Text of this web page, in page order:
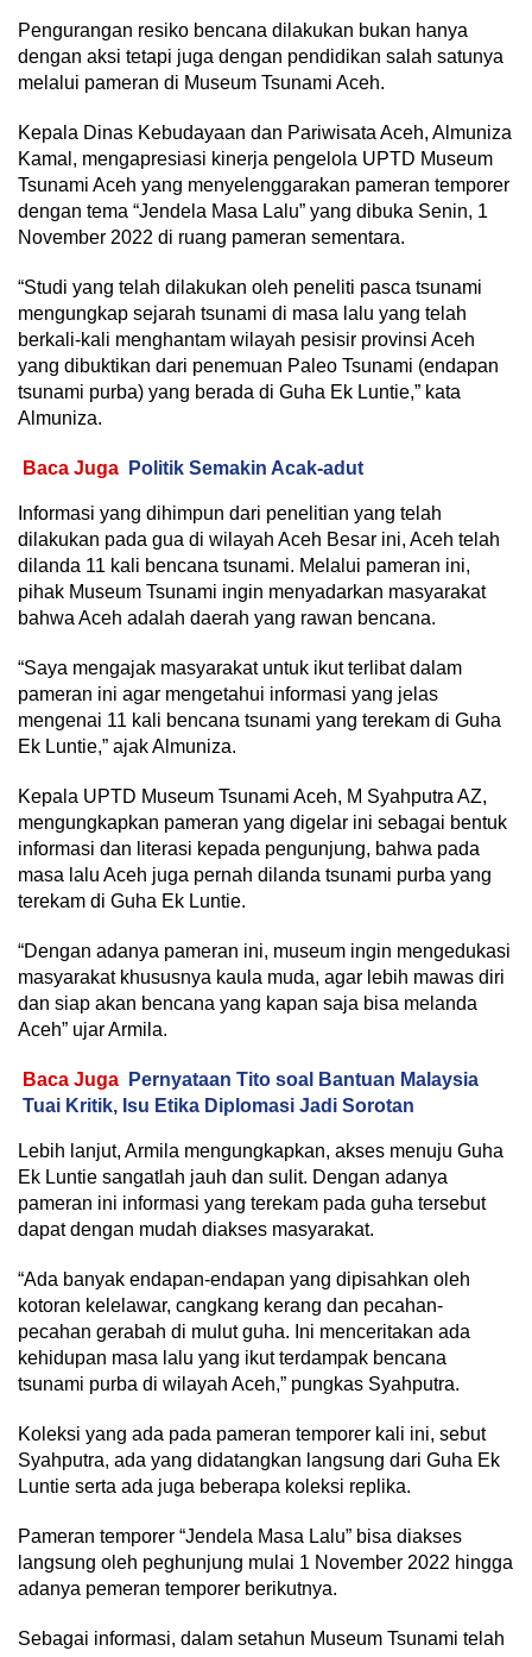
Pengurangan resiko bencana dilakukan bukan hanya
dengan aksi tetapi juga dengan pendidikan salah satunya
melalui pameran di Museum Tsunami Aceh.
Kepala Dinas Kebudayaan dan Pariwisata Aceh, Almuniza
Kamal, mengapresiasi kinerja pengelola UPTD Museum
Tsunami Aceh yang menyelenggarakan pameran temporer
dengan tema “Jendela Masa Lalu” yang dibuka Senin, 1
November 2022 di ruang pameran sementara.
“Studi yang telah dilakukan oleh peneliti pasca tsunami
mengungkap sejarah tsunami di masa lalu yang telah
berkali-kali menghantam wilayah pesisir provinsi Aceh
yang dibuktikan dari penemuan Paleo Tsunami (endapan
tsunami purba) yang berada di Guha Ek Luntie,” kata
Almuniza.
Baca Juga Politik Semakin Acak-adut
Informasi yang dihimpun dari penelitian yang telah
dilakukan pada gua di wilayah Aceh Besar ini, Aceh telah
dilanda 11 kali bencana tsunami. Melalui pameran ini,
pihak Museum Tsunami ingin menyadarkan masyarakat
bahwa Aceh adalah daerah yang rawan bencana.
“Saya mengajak masyarakat untuk ikut terlibat dalam
pameran ini agar mengetahui informasi yang jelas
mengenai 11 kali bencana tsunami yang terekam di Guha
Ek Luntie,” ajak Almuniza.
Kepala UPTD Museum Tsunami Aceh, M Syahputra AZ,
mengungkapkan pameran yang digelar ini sebagai bentuk
informasi dan literasi kepada pengunjung, bahwa pada
masa lalu Aceh juga pernah dilanda tsunami purba yang
terekam di Guha Ek Luntie.
“Dengan adanya pameran ini, museum ingin mengedukasi
masyarakat khususnya kaula muda, agar lebih mawas diri
dan siap akan bencana yang kapan saja bisa melanda
Aceh” ujar Armila.
Baca Juga
Pernyataan Tito soal Bantuan Malaysia
Tuai Kritik, Isu Etika Diplomasi Jadi Sorotan
Lebih lanjut, Armila mengungkapkan, akses menuju Guha
Ek Luntie sangatlah jauh dan sulit. Dengan adanya
pameran ini informasi yang terekam pada guha tersebut
dapat dengan mudah diakses masyarakat.
“Ada banyak endapan-endapan yang dipisahkan oleh
kotoran kelelawar, cangkang kerang dan pecahan-
pecahan gerabah di mulut guha. Ini menceritakan ada
kehidupan masa lalu yang ikut terdampak bencana
tsunami purba di wilayah Aceh,” pungkas Syahputra.
Koleksi yang ada pada pameran temporer kali ini, sebut
Syahputra, ada yang didatangkan langsung dari Guha Ek
Luntie serta ada juga beberapa koleksi replika.
Pameran temporer “Jendela Masa Lalu” bisa diakses
langsung oleh peghunjung mulai 1 November 2022 hingga
adanya pemeran temporer berikutnya.
Sebagai informasi, dalam setahun Museum Tsunami telah